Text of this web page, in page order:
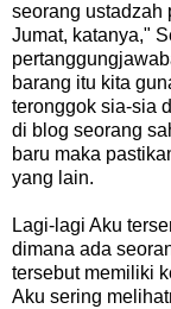
seorang ustadzah
Jumat, katanya,"
barang itu kita
teronggok sia-sia
di blog seorang
baru maka
yang lain.
Lagi-lagi Aku
dimana ada
tersebut memiliki
Aku sering